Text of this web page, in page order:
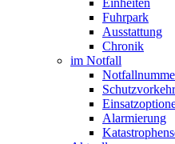
Einheiten
Fuhrpark
Ausstattung
Chronik
im Notfall
Alarmierung